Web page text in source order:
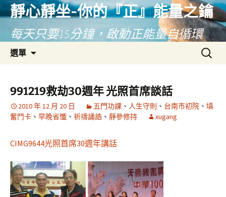
靜心靜坐-你的『正』能量之鑰
每天只要15分鐘，啟動正能量自循環
選單
內
容
搜
尋
991219救劫30週年 光照首席談話
2010 年 12 月 20 日 五門功課 、 人生守則 、 台南市初院 、 填
奮鬥卡 、 早晚省懺 、 祈禱誦誥 、 靜參修持 xugang
CIMG9644光照首席30週年講話